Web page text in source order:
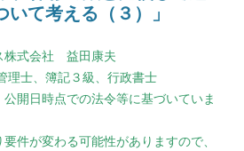
て考える（３）」
株式会社 益田康夫
士、簿記３級、行政書士
開日時点での法令等に基づいていま
件が変わる可能性がありますので、